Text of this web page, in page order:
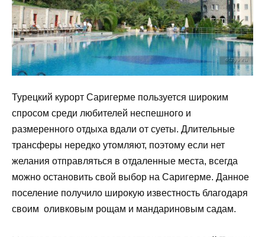
Турецкий курорт Саригерме пользуется широким
спросом среди любителей неспешного и
размеренного отдыха вдали от суеты. Длительные
трансферы нередко утомляют, поэтому если нет
желания отправляться в отдаленные места, всегда
можно остановить свой выбор на Саригерме. Данное
поселение получило широкую известность благодаря
своим оливковым рощам и мандариновым садам.